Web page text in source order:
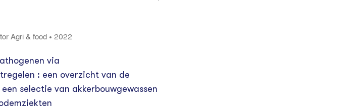
Agri & food• 2022
via
: een overzicht van de
selectie van akkerbouwgewassen